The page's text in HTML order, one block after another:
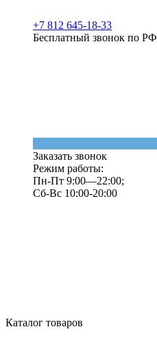
+7 812 645-18-33
Бесплатный звонок по РФ
Заказать звонок
Режим работы:
Пн-Пт 9:00—22:00;
Сб-Вс 10:00-20:00
Каталог товаров